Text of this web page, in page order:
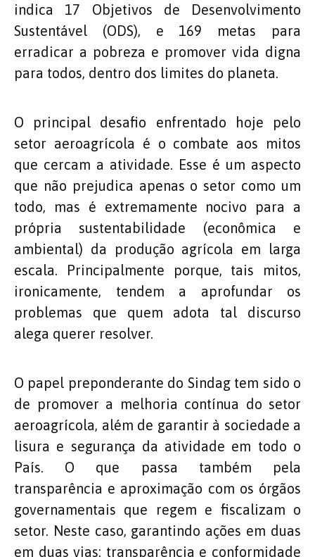
indica 17 Objetivos de Desenvolvimento
Sustentável (ODS), e 169 metas para
erradicar a pobreza e promover vida digna
para todos, dentro dos limites do planeta.
O principal desafio enfrentado hoje pelo
setor aeroagrícola é o combate aos mitos
que cercam a atividade. Esse é um aspecto
que não prejudica apenas o setor como um
todo, mas é extremamente nocivo para a
própria sustentabilidade (econômica e
ambiental) da produção agrícola em larga
escala. Principalmente porque, tais mitos,
ironicamente, tendem a aprofundar os
problemas que quem adota tal discurso
alega querer resolver.
O papel preponderante do Sindag tem sido o
de promover a melhoria contínua do setor
aeroagrícola, além de garantir à sociedade a
lisura e segurança da atividade em todo o
País. O que passa também pela
transparência e aproximação com os órgãos
governamentais que regem e fiscalizam o
setor. Neste caso, garantindo ações em duas
em duas vias: transparência e conformidade